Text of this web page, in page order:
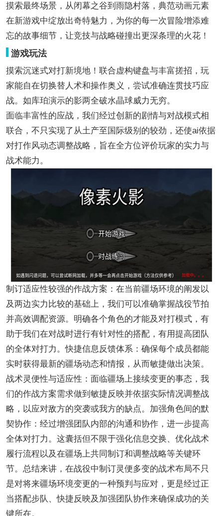
摸索最终场景，从闭幕之谷到雨隐村落，典范动画元素
在新游戏中绽放出奇特魅力，为你的每一次冒险增添难
忘的故事细节，让竞技与战略碰撞出更深条理的火花！
游戏玩法
摸索沉迷式对打新境地！联合虚构键盘与丰富搓招，玩
家能自在切换替人术和操作奥义，尝试准确连贯技巧应
战。如库珀演示的影两全破水晶球威力无穷。
面临丰富性的应战，我们经过创新的剧情与对战模式相
联合，不只实现了从土产至国际级别的较劲，还使ai依据
对打作风动态调整战略，旨在全方位评价玩家的实力与
战术能力。
制订适应性较强的作战方案：在当前疆场环境的阐发以
及两边实力比较的基础上，我们可以准确掌握战役节拍
并高效调配资源。明确各个角色的才能及对打模式，有
助于我们在对战时进行有针对性的搭配，有用提高团队
的全体对打力。快捷信息反馈体系：确保每个成员都能
实时获得最新的疆场动态和情报，从而敏捷做出决策。
战术灵便性与适应性：面临疆场上接续变更的事态，我
们的作战方案需求做到敏捷反映并依据实际情况调整战
略，以应对敌方的突袭或我方的缺点。加强角色间的默
契协作：经过增强团队内部的沟通和协作，进一步提高
全体对打力。这囊括但不限于强化信息交换、优化战术
履行流程以及在疆场上共同制订和调整战略等关键环
节。总结来讲，在战役中制订灵便多变的战术布局不只
是对将来疆场环境变更的一种预判与应对，更是经过正
当搭配步队、快捷反映及加强团队协作来确保成功的关
键所在。